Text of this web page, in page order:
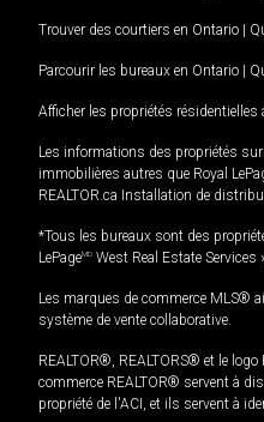
Trouver des courtiers en Ontario |
Parcourir les bureaux en Ontario |
Afficher les propriétés résidentielles
Les informations des propriétés
immobilières autres que Royal
REALTOR.ca Installation de
*Tous les bureaux sont des
LePageMD West Real Estate Services
Les marques de commerce MLS®
système de vente collaborative.
REALTOR®, REALTORS® et le
commerce REALTOR® servent à
propriété de l'ACI, et ils servent à